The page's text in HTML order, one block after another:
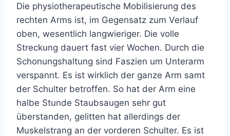
Die physiotherapeutische Mobilisierung des
rechten Arms ist, im Gegensatz zum Verlauf
oben, wesentlich langwieriger. Die volle
Streckung dauert fast vier Wochen. Durch die
Schonungshaltung sind Faszien um Unterarm
verspannt. Es ist wirklich der ganze Arm samt
der Schulter betroffen. So hat der Arm eine
halbe Stunde Staubsaugen sehr gut
überstanden, gelitten hat allerdings der
Muskelstrang an der vorderen Schulter. Es ist